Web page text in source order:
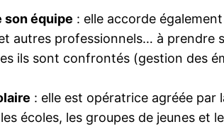
son équipe : elle accorde
autres professionnels… à prendre
ils sont confrontés (gestion des
: elle est opératrice agréée par
écoles, les groupes de jeunes